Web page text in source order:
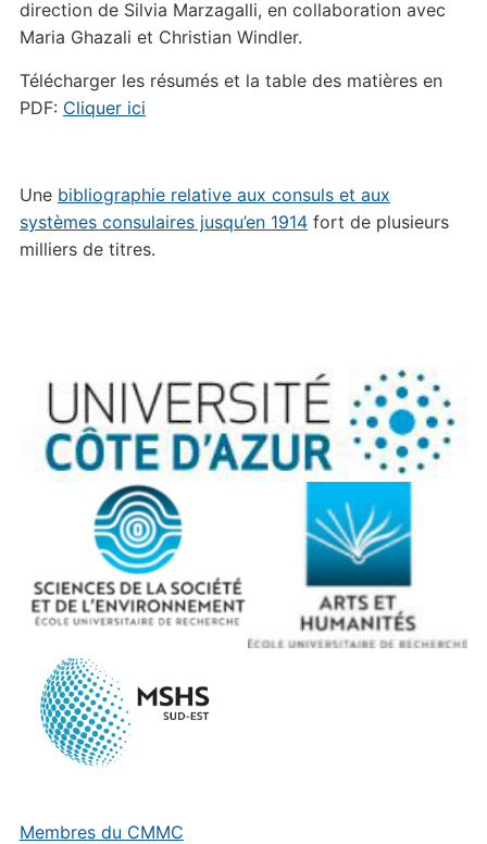
Membres du CMMC
direction de Silvia Marzagalli, en collaboration avec
Maria Ghazali et Christian Windler.
Télécharger les résumés et la table des matières en
PDF: Cliquer ici
Une bibliographie relative aux consuls et aux
systèmes consulaires jusqu’en 1914fort de plusieurs
milliers de titres.